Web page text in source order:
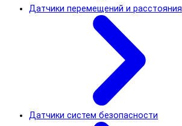
Датчики перемещений и расстояния
Датчики систем безопасности